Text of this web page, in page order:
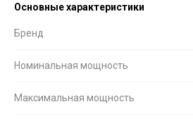
Основные характеристики
Бренд
Номинальная мощность
Максимальная мощность